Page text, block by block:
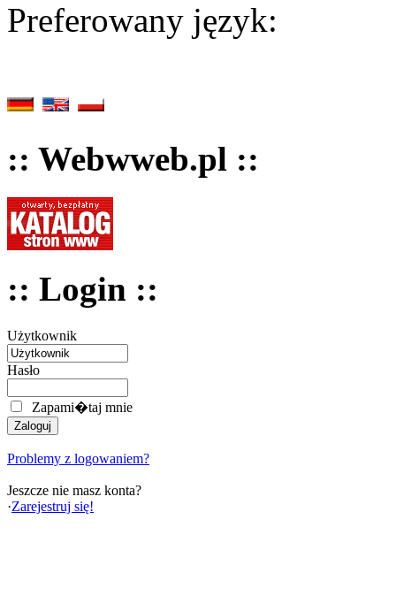
Preferowany język:
:: Webwweb.pl ::
:: Login ::
Użytkownik
Hasło
Zapami�taj mnie
Problemy z logowaniem?
Jeszcze nie masz konta?
·Zarejestruj się!